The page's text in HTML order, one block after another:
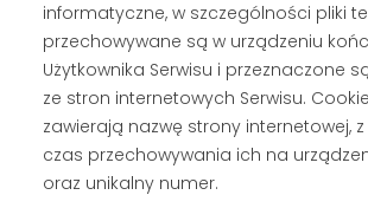
informatyczne, w szczególności pliki
przechowywane są w urządzeniu
Użytkownika Serwisu i przeznaczone
ze stron internetowych Serwisu.
zawierają nazwę strony internetowej,
czas przechowywania ich na
oraz unikalny numer.